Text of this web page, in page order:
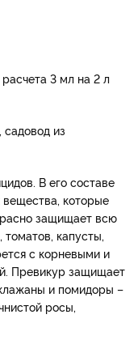
3 мл на 2 л
из
В его составе
которые
защищает всю
капусты,
с корневыми и
Превикур защищает
и помидоры –
росы,